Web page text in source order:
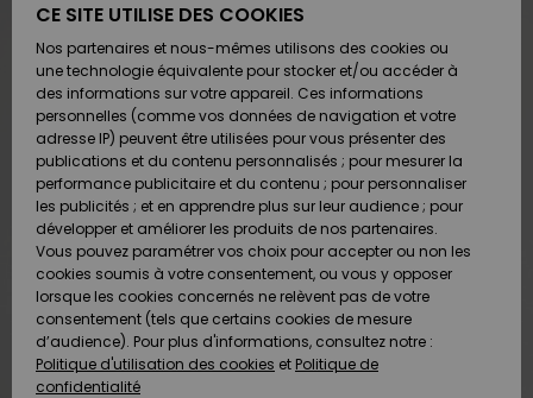
Chaussures
& Tongs
Surf
Snow
Nouveautés
Chaussures
& Tongs
Surf
Snow
Nouveautés
FEMME
A
Découvrir
Snow
SURF
Surf
Shop
Enfant
Highlights
Communauté
SNOW
Snow
Shop
Enfant
Snow
Shop
Femme
A
Découvrir
Communauté
OUTLET
Enfant
Outlet
Femme
AIDE &
CONTACT
Retours
Paiement
Carte
Cadeau
Quiksilver
Freedom
Protection
des
MAGASINS
CE SITE UTILISE DES COOKIES
Nos partenaires et nous-mêmes utilisons des cookies ou
une technologie équivalente pour stocker et/ou accéder à
des informations sur votre appareil. Ces informations
personnelles (comme vos données de navigation et votre
adresse IP) peuvent être utilisées pour vous présenter des
publications et du contenu personnalisés ; pour mesurer la
performance publicitaire et du contenu ; pour personnaliser
les publicités ; et en apprendre plus sur leur audience ; pour
développer et améliorer les produits de nos partenaires.
Vous pouvez paramétrer vos choix pour accepter ou non les
cookies soumis à votre consentement, ou vous y opposer
lorsque les cookies concernés ne relèvent pas de votre
consentement (tels que certains cookies de mesure
d’audience). Pour plus d'informations, consultez notre :
Politique d'utilisation des cookies et Politique de
confidentialité